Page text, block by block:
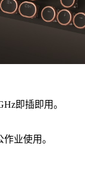
即插即用。
业使用。